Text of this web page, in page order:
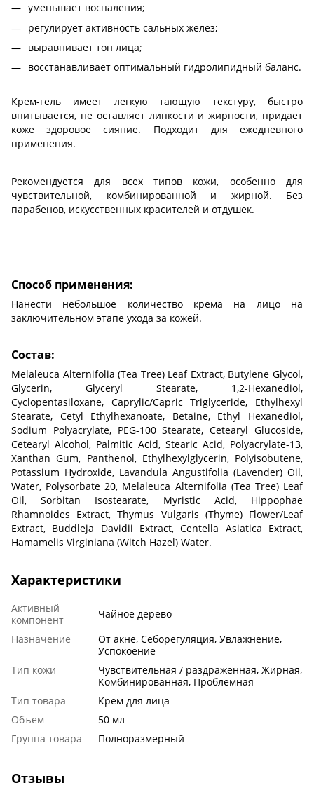
уменьшает воспаления;
регулирует активность сальных желез;
выравнивает тон лица;
восстанавливает оптимальный гидролипидный баланс.
Крем-гель имеет легкую тающую текстуру, быстро
впитывается, не оставляет липкости и жирности, придает
коже здоровое сияние. Подходит для ежедневного
применения.
Рекомендуется для всех типов кожи, особенно для
чувствительной, комбинированной и жирной. Без
парабенов, искусственных красителей и отдушек.
Способ применения:
Нанести небольшое количество крема на лицо на
заключительном этапе ухода за кожей.
Состав:
Melaleuca Alternifolia (Tea Tree) Leaf Extract, Butylene Glycol,
Glycerin, Glyceryl Stearate, 1,2-Hexanediol,
Cyclopentasiloxane, Caprylic/Capric Triglyceride, Ethylhexyl
Stearate, Cetyl Ethylhexanoate, Betaine, Ethyl Hexanediol,
Sodium Polyacrylate, PEG-100 Stearate, Cetearyl Glucoside,
Cetearyl Alcohol, Palmitic Acid, Stearic Acid, Polyacrylate-13,
Xanthan Gum, Panthenol, Ethylhexylglycerin, Polyisobutene,
Potassium Hydroxide, Lavandula Angustifolia (Lavender) Oil,
Water, Polysorbate 20, Melaleuca Alternifolia (Tea Tree) Leaf
Oil, Sorbitan Isostearate, Myristic Acid, Hippophae
Rhamnoides Extract, Thymus Vulgaris (Thyme) Flower/Leaf
Extract, Buddleja Davidii Extract, Centella Asiatica Extract,
Hamamelis Virginiana (Witch Hazel) Water.
Характеристики
Активный
компонент
Чайное дерево
Назначение
От акне, Себорегуляция, Увлажнение,
Успокоение
Тип кожи
Чувствительная / раздраженная, Жирная,
Комбинированная, Проблемная
Тип товара
Крем для лица
Объем
50 мл
Группа товара
Полноразмерный
Отзывы